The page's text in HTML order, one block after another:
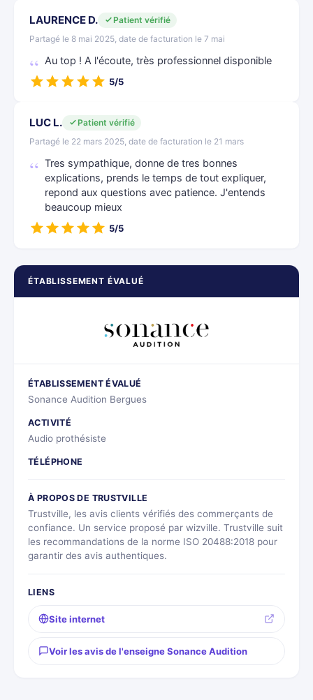
ÉTABLISSEMENT ÉVALUÉ
ÉTABLISSEMENT ÉVALUÉ
Sonance Audition Bergues
ACTIVITÉ
Audio prothésiste
TÉLÉPHONE
À PROPOS DE TRUSTVILLE
Trustville, les avis clients vérifiés des commerçants de
confiance. Un service proposé par wizville. Trustville suit
les recommandations de la norme ISO 20488:2018 pour
garantir des avis authentiques.
LIENS
Site internet
Voir les avis de l'enseigne Sonance Audition
LAURENCE D.
Patient vérifié
Partagé le 8 mai 2025, date de facturation le 7 mai
Au top ! A l'écoute, très professionnel disponible
5/5
LUC L.
Patient vérifié
Partagé le 22 mars 2025, date de facturation le 21 mars
Tres sympathique, donne de tres bonnes
explications, prends le temps de tout expliquer,
repond aux questions avec patience. J'entends
beaucoup mieux
5/5